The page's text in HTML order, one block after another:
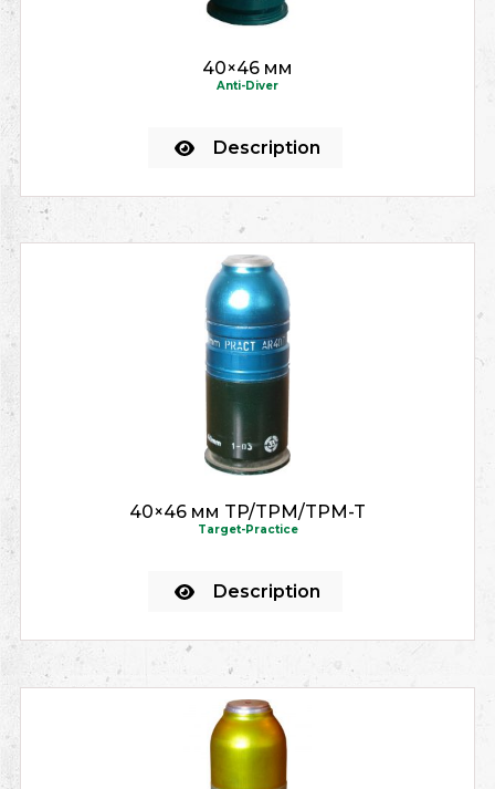
40×46 мм
Anti-Diver
Description
40×46 мм TP/TPM/TPM-T
Target-Practice
Description